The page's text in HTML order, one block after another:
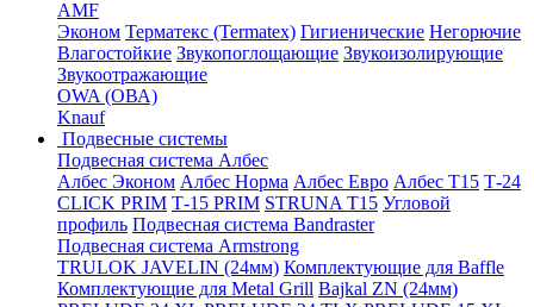
AMF
Эконом Терматекс (Termatex) Гигиенические Негорючие
Влагостойкие Звукопоглощающие Звукоизолирующие
Звукоотражающие
OWA (ОВА)
Knauf
Подвесные системы
Подвесная система Албес
Албес Эконом Албес Норма Албес Евро Албес T15 Т-24
CLICK PRIM Т-15 PRIM STRUNA Т15 Угловой
профиль Подвесная система Bandraster
Подвесная система Armstrong
TRULOK JAVELIN (24мм) Комплектующие для Baffle
Комплектующие для Metal Grill Bajkal ZN (24мм)